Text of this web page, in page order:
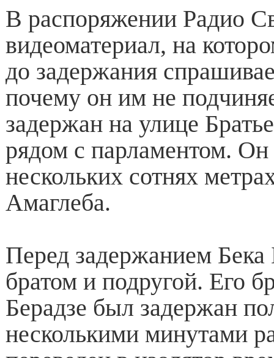
В распоряжении Радио
видеоматериал, на
до задержания
почему он им не
задержан на улице
рядом с парламентом. Он
нескольких сотнях
Амаглеба.
Перед задержанием Бека
братом и подругой. Его
Берадзе был задержан
несколькими минутами